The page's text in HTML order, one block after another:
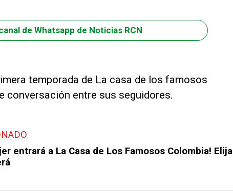
de Whatsapp de Noticias RCN
temporada de La casa de los famosos
conversación entre sus seguidores.
entrará a La Casa de Los Famosos Colombia! Elija